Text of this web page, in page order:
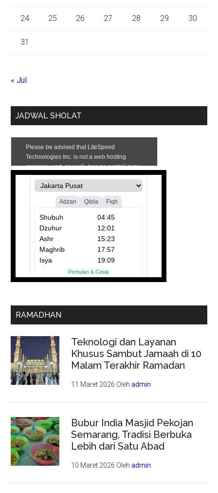
24 25 26 27 28 29 30
31
« Jul
JADWAL SHOLAT
RAMADHAN
Teknologi dan Layanan
Khusus Sambut Jamaah di 10
Malam Terakhir Ramadan
11 Maret 2026 Olehadmin
Bubur India Masjid Pekojan
Semarang, Tradisi Berbuka
Lebih dari Satu Abad
10 Maret 2026 Olehadmin